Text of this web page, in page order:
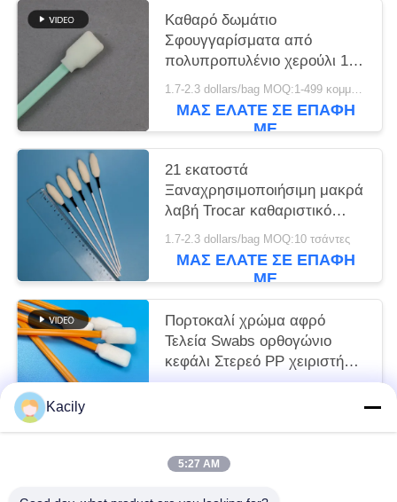
Καθαρό δωμάτιο
Σφουγγαρίσματα από
πολυπροπυλένιο χερούλι 128
mm για συντήρηση εκτυπωτή
ΜΑΣ ΕΛΆΤΕ ΣΕ ΕΠΑΦΉ
ΜΕ
21 εκατοστά
Ξαναχρησιμοποιήσιμη μακρά
λαβή Trocar καθαριστικό
αφρό Swab ιατρικό
σφουγγάρι Stick
1.7-2.3 dollars/bag MOQ:10 τσάντες
ΜΑΣ ΕΛΆΤΕ ΣΕ ΕΠΑΦΉ
ΜΕ
Πορτοκαλί χρώμα αφρό
Τελεία Swabs ορθογώνιο
κεφάλι Στερεό PP χειριστήριο
Lint Free Swabs
ΜΕ
Kacily
5:27 AM